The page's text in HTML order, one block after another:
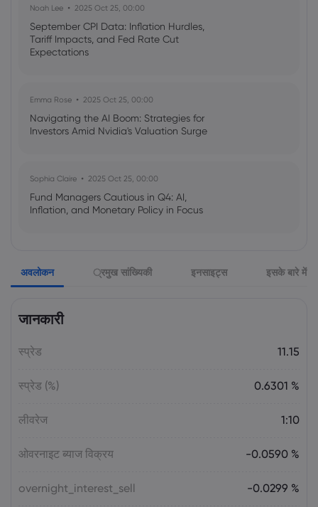
Noah Lee 2025 Oct 25, 00:00
September CPI Data: Inflation Hurdles,
Tariff Impacts, and Fed Rate Cut
Expectations
Emma Rose 2025 Oct 25, 00:00
Navigating the AI Boom: Strategies for
Investors Amid Nvidia's Valuation Surge
Sophia Claire 2025 Oct 25, 00:00
Fund Managers Cautious in Q4: AI,
Inflation, and Monetary Policy in Focus
US Government Shutdown Threatens
October Inflation Data Release
US-EU Relations: Russia Sanctions Unite
Emma Rose
Overheating, U.S. Trade Policy Risk
अवलोकन ्रमुख सांख्यिकी इनसाइट्स इसके बारे में
जानकारी
स्प्रेड 11.15
स्प्रेड (%) 0.6301 %
लीवरेज 1:10
ओवरनाइट ब्याज विक्रय -0.0590 %
overnight_interest_sell -0.0299 %